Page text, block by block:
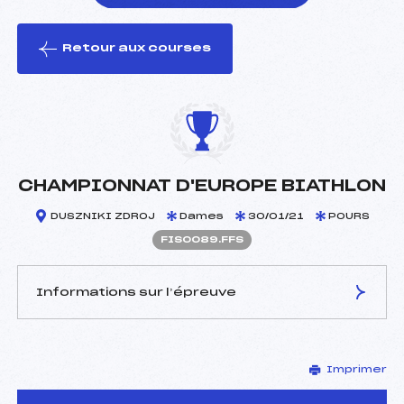
le ski
Retour aux courses
CHAMPIONNAT D'EUROPE BIATHLON
DUSZNIKI ZDROJ Dames 30/01/21 POURS
FIS0089.FFS
Informations sur l’épreuve
–
D.T Adjoint :
–
Imprimer